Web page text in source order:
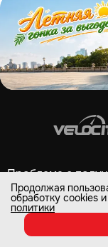
Проблема с
mail
Каталог товаров
Продолжая
обработку cookies
политики